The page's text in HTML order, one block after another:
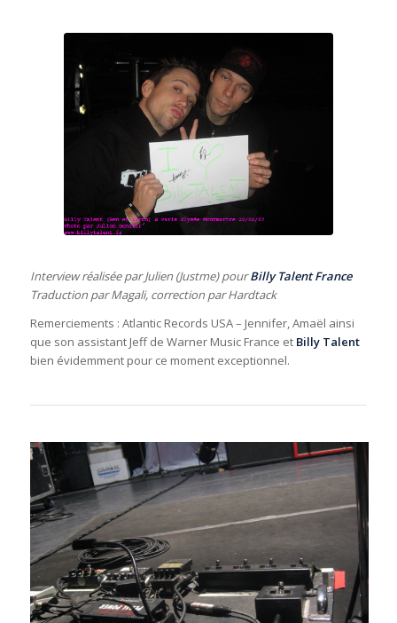
Interview réalisée par Julien (Justme) pourBilly Talent France
Traduction par Magali, correction par Hardtack
Remerciements : Atlantic Records USA – Jennifer, Amaël ainsi
que son assistant Jeff de Warner Music France et Billy Talent
bien évidemment pour ce moment exceptionnel.